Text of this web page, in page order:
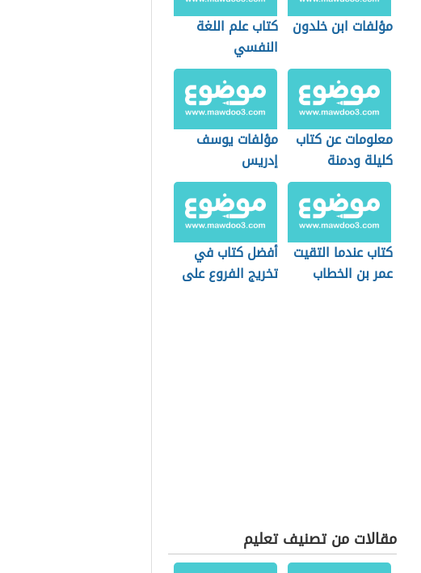
مؤلفات ابن خلدون
كتاب علم اللغة
النفسي
تشومسكي
معلومات عن كتاب
كليلة ودمنة
مؤلفات يوسف
إدريس
كتاب عندما التقيت
عمر بن الخطاب
أفضل كتاب في
تخريج الفروع على
مقالات من تصنيف تعليم